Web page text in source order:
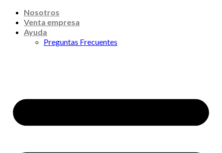
Nosotros
Venta empresa
Ayuda
Preguntas Frecuentes